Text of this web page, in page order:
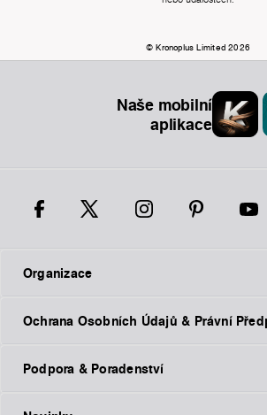
© Kronoplus Limited 2026
Naše mobilní
aplikace
Organizace
Ochrana Osobních Údajů & Právní
Podpora & Poradenství